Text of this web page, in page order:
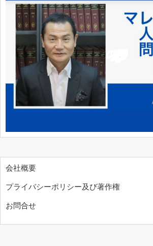
会社概要
プライバシーポリシー及び著作権
お問合せ